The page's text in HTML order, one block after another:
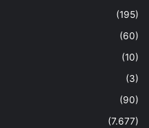
(195)
(60)
(10)
(3)
(90)
(7.677)